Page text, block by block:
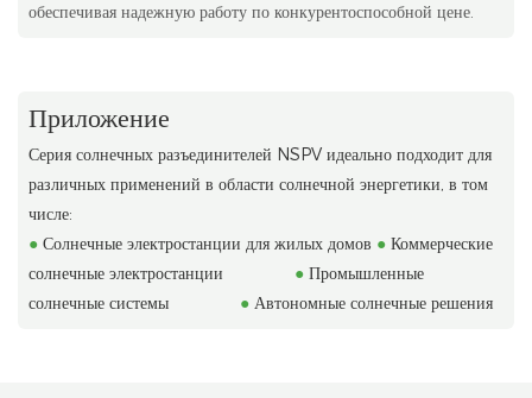
обеспечивая надежную работу по конкурентоспособной цене.
Приложение
Серия солнечных разъединителей NSPV идеально подходит для
различных применений в области солнечной энергетики, в том
числе:
● Солнечные электростанции для жилых домов ● Коммерческие
солнечные электростанции
● Промышленные
солнечные системы
● Автономные солнечные решения